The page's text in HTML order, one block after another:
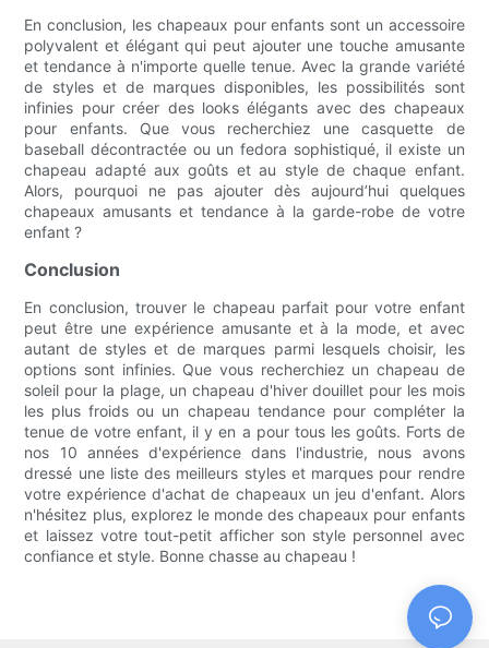
En conclusion, les chapeaux pour enfants sont un accessoire
polyvalent et élégant qui peut ajouter une touche amusante
et tendance à n'importe quelle tenue. Avec la grande variété
de styles et de marques disponibles, les possibilités sont
infinies pour créer des looks élégants avec des chapeaux
pour enfants. Que vous recherchiez une casquette de
baseball décontractée ou un fedora sophistiqué, il existe un
chapeau adapté aux goûts et au style de chaque enfant.
Alors, pourquoi ne pas ajouter dès aujourd’hui quelques
chapeaux amusants et tendance à la garde-robe de votre
enfant ?
Conclusion
En conclusion, trouver le chapeau parfait pour votre enfant
peut être une expérience amusante et à la mode, et avec
autant de styles et de marques parmi lesquels choisir, les
options sont infinies. Que vous recherchiez un chapeau de
soleil pour la plage, un chapeau d'hiver douillet pour les mois
les plus froids ou un chapeau tendance pour compléter la
tenue de votre enfant, il y en a pour tous les goûts. Forts de
nos 10 années d'expérience dans l'industrie, nous avons
dressé une liste des meilleurs styles et marques pour rendre
votre expérience d'achat de chapeaux un jeu d'enfant. Alors
n'hésitez plus, explorez le monde des chapeaux pour enfants
et laissez votre tout-petit afficher son style personnel avec
confiance et style. Bonne chasse au chapeau !